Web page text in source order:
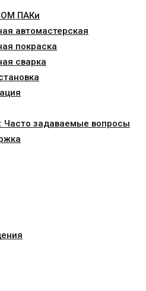
ПАКи
автомастерская
покраска
сварка
Часто задаваемые вопросы